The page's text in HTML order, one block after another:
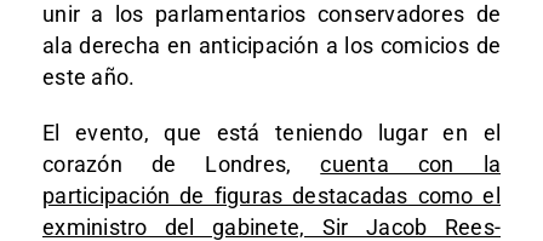
unir a los parlamentarios conservadores de
ala derecha en anticipación a los comicios de
este año.
El evento, que está teniendo lugar en el
corazón de Londres,cuenta con la
participación de figuras destacadas como el
exministro del gabinete, Sir Jacob Rees-